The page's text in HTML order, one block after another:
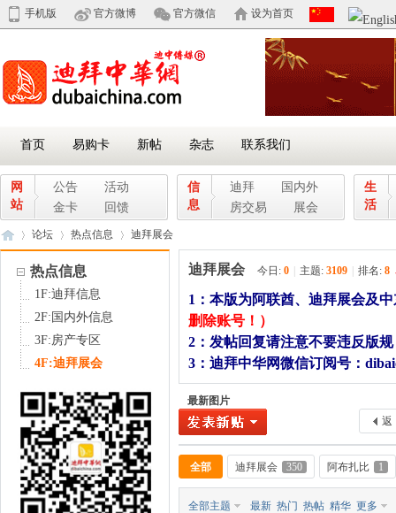
手机版 官方微博 官方微信 设为首页
首页 易购卡 新帖 杂志 联系我们
网
站
公告
活动
金卡
回馈
信
息
迪拜
国内外
房交易
展会
生
活
论坛
›
热点信息 迪拜展会
迪拜展会 今日: 0 主题: 3109 排名: 8
1：本版为阿联酋、迪拜展会及
删除账号！）
2：发帖回复请注意不要违反版
3：迪拜中华网微信订阅号：
最新图片
返
全部 迪拜展会 350 阿布扎比 1
全部主题 最新 热门 热帖 精华 更多
热点信息
1F:迪拜信息
2F:国内外信息
3F:房产专区
4F:迪拜展会